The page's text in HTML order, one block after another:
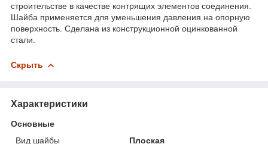
строительстве в качестве контрящих элементов соединения.
Шайба применяется для уменьшения давления на опорную
поверхность. Сделана из конструкционной оцинкованной
стали.
Скрыть
Характеристики
Основные
Вид шайбы
Плоская